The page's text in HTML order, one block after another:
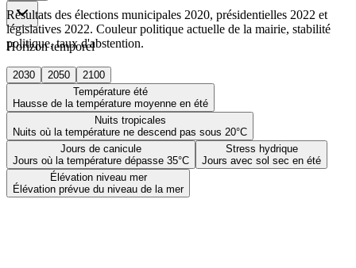
Horizon temporel
2030 2050
2100
Température été
Hausse de la température moyenne en été
Nuits tropicales
Nuits où la température ne descend pas sous 20°C
Jours de canicule
Jours où la température dépasse 35°C
Stress hydrique
Jours avec sol sec en été
Élévation niveau mer
Élévation prévue du niveau de la mer
Résultats des élections municipales 2020, présidentielles 2022 et
législatives 2022. Couleur politique actuelle de la mairie, stabilité
politique, taux d'abstention.